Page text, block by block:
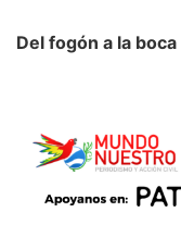
Del fogón a la boca